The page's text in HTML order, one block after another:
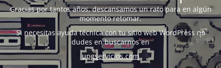
Gracias por tantos años, descansamos un rato para en algún
momento retomar.
Si necesitas ayuda técnica con tu sitio web WordPress no
dudes en buscarnos en
upgservicios.com